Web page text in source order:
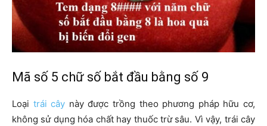
Mã số 5 chữ số bắt đầu bằng số 9
Loại trái cây này được trồng theo phương pháp hữu cơ,
không sử dụng hóa chất hay thuốc trừ sâu. Vì vậy, trái cây